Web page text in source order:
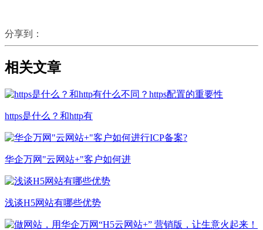
分享到：
相关文章
https是什么？和http有
华企万网"云网站+"客户如何进
浅谈H5网站有哪些优势